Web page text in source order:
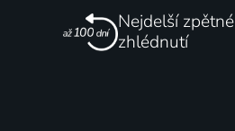
Nejdelší zpětné
zhlédnutí